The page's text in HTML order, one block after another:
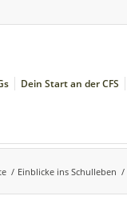
Dein Start an der CFS
/ Einblicke ins Schulleben /